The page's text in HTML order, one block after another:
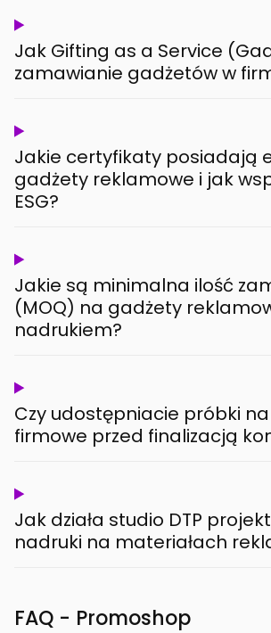
Jak Gifting as a Service
zamawianie gadżetów w
Jakie certyfikaty posiadają
gadżety reklamowe i jak
ESG?
Jakie są minimalna ilość
(MOQ) na gadżety
nadrukiem?
Czy udostępniacie próbki
firmowe przed finalizacją
Jak działa studio DTP
nadruki na materiałach
FAQ - Promoshop